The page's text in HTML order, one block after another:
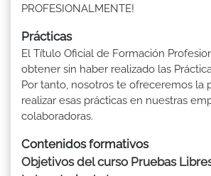
PROFESIONALMENTE!
Prácticas
El Título Oficial de Formación
obtener sin haber realizado las
Por tanto, nosotros te ofreceremos la
realizar esas prácticas en nuestras
colaboradoras.
Contenidos formativos
Objetivos del curso Pruebas